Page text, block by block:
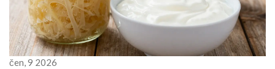
čen, 9 2026